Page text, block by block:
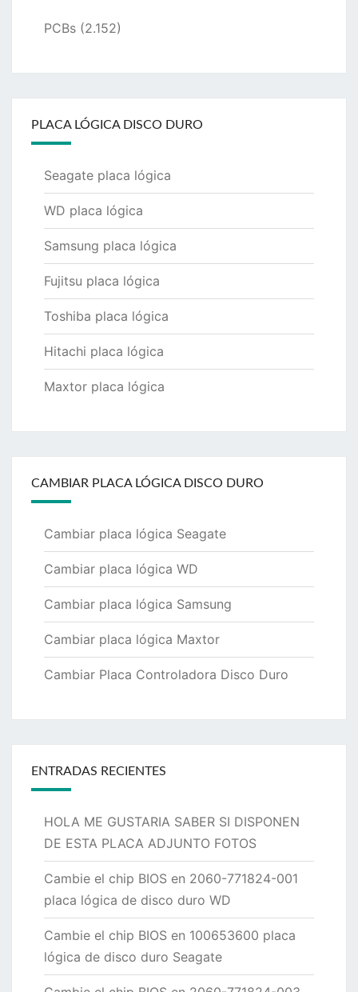
PCBs (2.152)
PLACA LÓGICA DISCO DURO
Seagate placa lógica
WD placa lógica
Samsung placa lógica
Fujitsu placa lógica
Toshiba placa lógica
Hitachi placa lógica
Maxtor placa lógica
CAMBIAR PLACA LÓGICA DISCO DURO
Cambiar placa lógica Seagate
Cambiar placa lógica WD
Cambiar placa lógica Samsung
Cambiar placa lógica Maxtor
Cambiar Placa Controladora Disco Duro
ENTRADAS RECIENTES
HOLA ME GUSTARIA SABER SI DISPONEN
DE ESTA PLACA ADJUNTO FOTOS
Cambie el chip BIOS en 2060-771824-001
placa lógica de disco duro WD
Cambie el chip BIOS en 100653600 placa
lógica de disco duro Seagate